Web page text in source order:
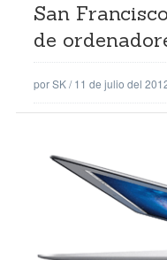
San
de
porSK/11 de julio del